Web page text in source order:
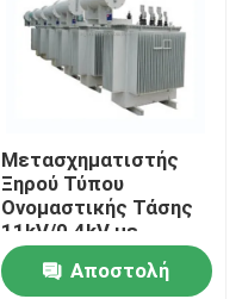
Μετασχηματιστής
Ξηρού Τύπου
Ονομαστικής Τάσης
11kV/0.4kV με
Επίπεδο Μόνωσης
Κλάσης H/FΑποστολή